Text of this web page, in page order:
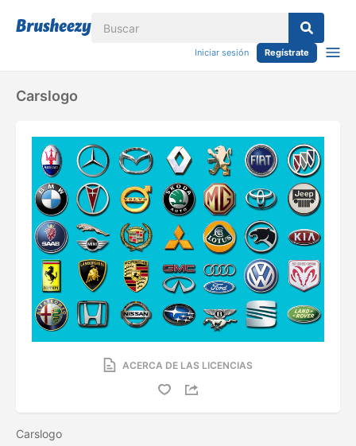
Iniciar sesión Regístrate
Carslogo
ACERCA DE LAS LICENCIAS
Carslogo